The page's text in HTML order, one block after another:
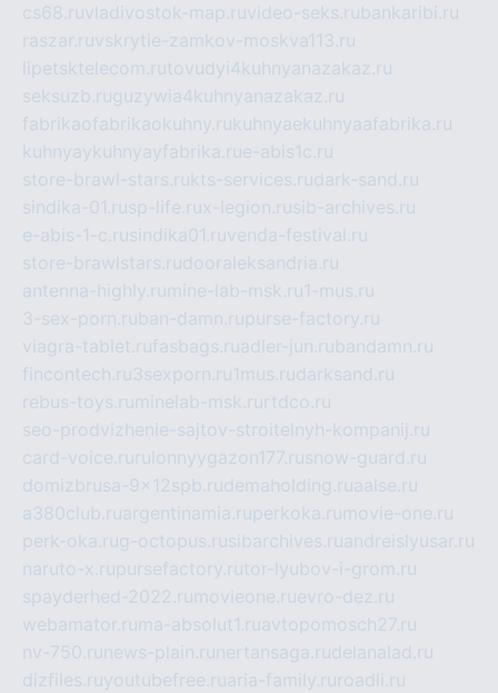
cs68.ruvladivostok-map.ruvideo-seks.rubankaribi.ru
raszar.ruvskrytie-zamkov-moskva113.ru
lipetsktelecom.rutovudyi4kuhnyanazakaz.ru
seksuzb.ruguzywia4kuhnyanazakaz.ru
fabrikaofabrikaokuhny.rukuhnyaekuhnyaafabrika.ru
kuhnyaykuhnyayfabrika.rue-abis1c.ru
store-brawl-stars.rukts-services.rudark-sand.ru
sindika-01.rusp-life.rux-legion.rusib-archives.ru
e-abis-1-c.rusindika01.ruvenda-festival.ru
store-brawlstars.rudooraleksandria.ru
antenna-highly.ru mine-lab-msk.ru1-mus.ru
3-sex-porn.ruban-damn.rupurse-factory.ru
viagra-tablet.rufasbags.ruadler-jun.rubandamn.ru
fincontech.ru3sexporn.ru1mus.rudarksand.ru
rebus-toys.ru minelab-msk.ru rtdco.ru
seo-prodvizhenie-sajtov-stroitelnyh-kompanij.ru
card-voice.ru rulonnyygazon177.rusnow-guard.ru
domizbrusa-9x12spb.rudemaholding.ruaalse.ru
a380club.ruargentinamia.ruperkoka.ru movie-one.ru
perk-oka.rug-octopus.rusibarchives.ruandreislyusar.ru
naruto-x.rupursefactory.rutor-lyubov-i-grom.ru
spayderhed-2022.ru movieone.ruevro-dez.ru
webamator.ru ma-absolut1.ruavtopomosch27.ru
nv-750.ru news-plain.ru nertansaga.rudelanalad.ru
dizfiles.ruyoutubefree.ruaria-family.ru roadli.ru